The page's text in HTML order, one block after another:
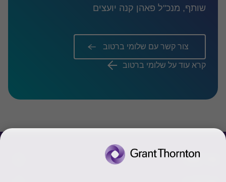
שותף, מנכ"ל פאהן קנה יועצים
צור קשר עם שלומי ברטוב
קרא עוד על שלומי ברטוב
צור קשר